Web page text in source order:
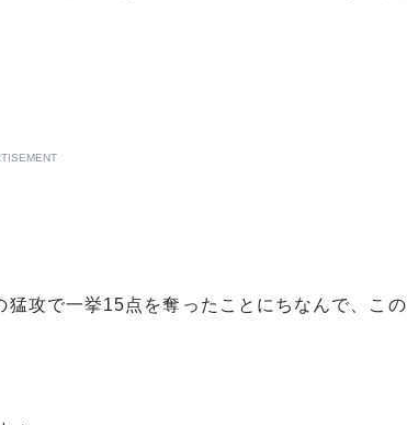
攻で一挙15点を奪ったことにちなんで、この